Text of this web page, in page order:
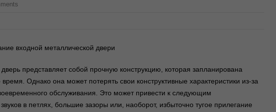
представляет собой прочную конструкцию, которая запланирована
Однако она может потерять свои конструктивные характеристики из-за
обслуживания. Это может привести к следующим
в петлях, большие зазоры или, наоборот, избыточно тугое прилегание